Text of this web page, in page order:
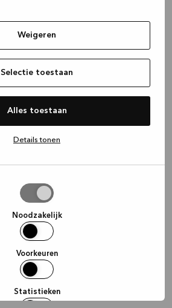
Weigeren
Selectie toestaan
Alles toestaan
Details tonen
Noodzakelijk
Voorkeuren
Statistieken
(see the browser console for more
information).